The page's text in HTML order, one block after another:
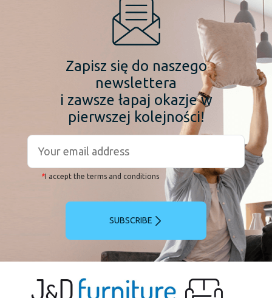
Zapisz się do naszego
newslettera
i zawsze łapaj okazje w
pierwszej kolejności!
*I accept the terms and conditions
SUBSCRIBE